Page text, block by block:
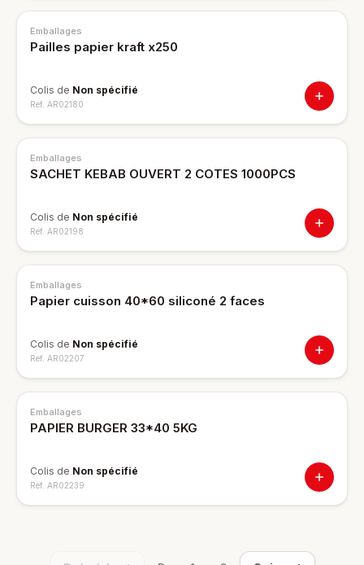
Emballages
Pailles papier kraft x250
Colis de Non spécifié
Ref. AR02180
Emballages
SACHET KEBAB OUVERT 2 COTES 1000PCS
Colis de Non spécifié
Ref. AR02198
Emballages
Papier cuisson 40*60 siliconé 2 faces
Colis de Non spécifié
Ref. AR02207
Emballages
PAPIER BURGER 33*40 5KG
Colis de Non spécifié
Ref. AR02239